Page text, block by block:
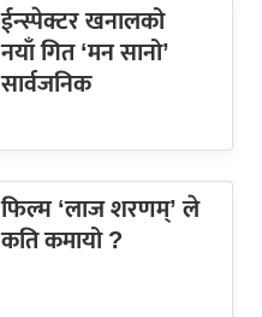
ईन्स्पेक्टर खनालको
नयाँ गित ‘मन सानो’
सार्वजनिक
फिल्म ‘लाज शरणम्’ ले
कति कमायो ?